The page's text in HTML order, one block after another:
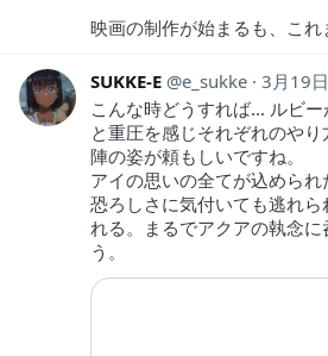
映画の制作が始まるも、これ
SUKKE-E e_sukke 3月19日
こんな時どうすれば... ルビ
と重圧を感じそれぞれのや
陣の姿が頼もしいですね。
アイの思いの全てが込めら
恐ろしさに気付いても逃れ
れる。まるでアクアの執念に
う。